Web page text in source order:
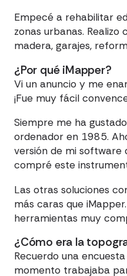
Empecé a rehabilitar
zonas urbanas. Realizo
madera, garajes,
¿Por qué iMapper?
Vi un anuncio y me
¡Fue muy fácil
Siempre me ha
ordenador en 1985.
versión de mi software
compré este
Las otras soluciones
más caras que
herramientas muy
¿Cómo era la
Recuerdo una
momento trabajaba